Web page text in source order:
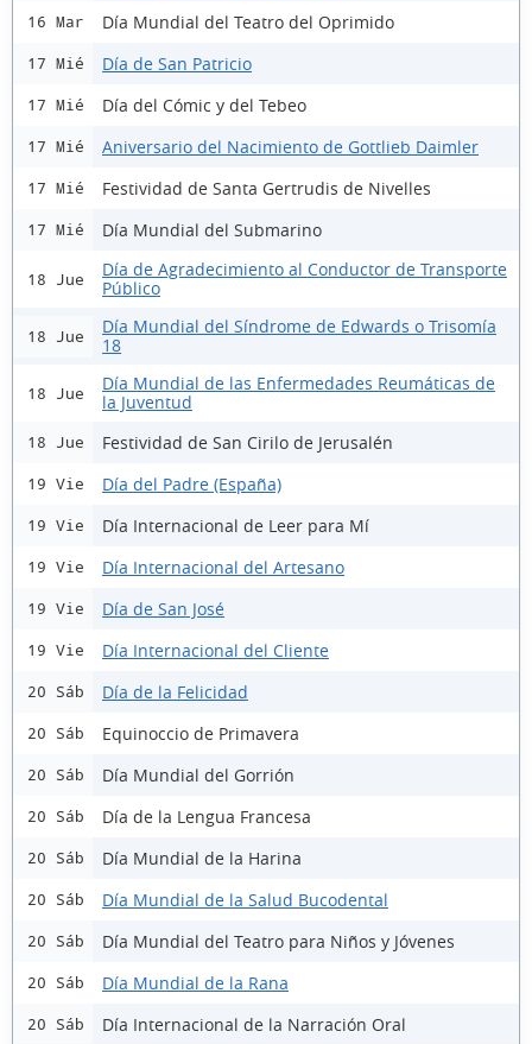
16 Mar Día Mundial del Teatro del Oprimido
17 Mié Día de San Patricio
17 Mié Día del Cómic y del Tebeo
17 Mié Aniversario del Nacimiento de Gottlieb Daimler
17 Mié Festividad de Santa Gertrudis de Nivelles
17 Mié Día Mundial del Submarino
18 Jue
Día de Agradecimiento al Conductor de Transporte
Público
18 Jue
Día Mundial del Síndrome de Edwards o Trisomía
18
18 Jue
Día Mundial de las Enfermedades Reumáticas de
la Juventud
18 Jue Festividad de San Cirilo de Jerusalén
19 Vie Día del Padre (España)
19 Vie Día Internacional de Leer para Mí
19 Vie Día Internacional del Artesano
19 Vie Día de San José
19 Vie Día Internacional del Cliente
20 Sáb Día de la Felicidad
20 Sáb Equinoccio de Primavera
20 Sáb Día Mundial del Gorrión
20 Sáb Día de la Lengua Francesa
20 Sáb Día Mundial de la Harina
20 Sáb Día Mundial de la Salud Bucodental
20 Sáb Día Mundial del Teatro para Niños y Jóvenes
20 Sáb Día Mundial de la Rana
20 Sáb Día Internacional de la Narración Oral